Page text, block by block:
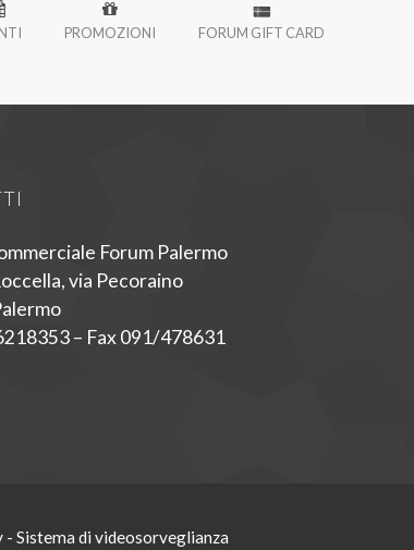
PROMOZIONI FORUM GIFT CARD
Forum Palermo
via Pecoraino
– Fax 091/478631
Sistema di videosorveglianza